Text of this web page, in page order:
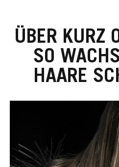
ÜBER KURZ
SO
HAARE